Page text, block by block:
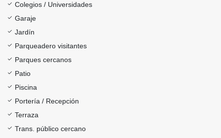
Colegios / Universidades
Garaje
Jardín
Parqueadero visitantes
Parques cercanos
Patio
Piscina
Portería / Recepción
Terraza
Trans. público cercano